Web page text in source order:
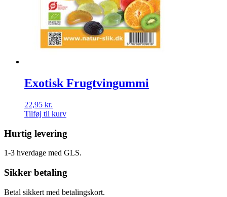
Exotisk Frugtvingummi
22,95 kr.
Tilføj til kurv
Hurtig levering
1-3 hverdage med GLS.
Sikker betaling
Betal sikkert med betalingskort.